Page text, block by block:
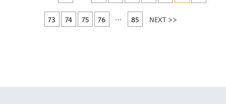
73 74 75 76 … 85 NEXT >>